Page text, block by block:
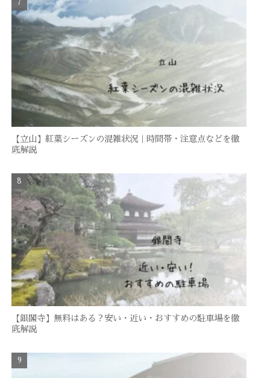
【立山】紅葉シーズンの混雑状況｜時間帯・注意点などを徹
底解説
【銀閣寺】無料はある？安い・近い・おすすめの駐車場を徹
底解説